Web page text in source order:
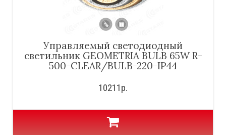
Управляемый светодиодный
светильник GEOMETRIA BULB 65W R-
500-CLEAR/BULB-220-IP44
10211р.